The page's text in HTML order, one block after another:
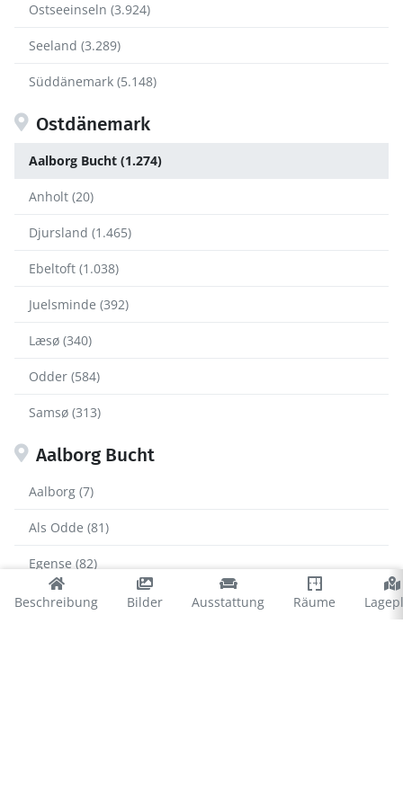
Beschreibung Bilder Ausstattung Räume
Ostseeinseln (3.924)
Seeland (3.289)
Süddänemark (5.148)
Ostdänemark
Aalborg Bucht (1.274)
Anholt (20)
Djursland (1.465)
Ebeltoft (1.038)
Juelsminde (392)
Læsø (340)
Odder (584)
Samsø (313)
Aalborg Bucht
Aalborg (7)
Als Odde (81)
Egense (82)
Hals (251)